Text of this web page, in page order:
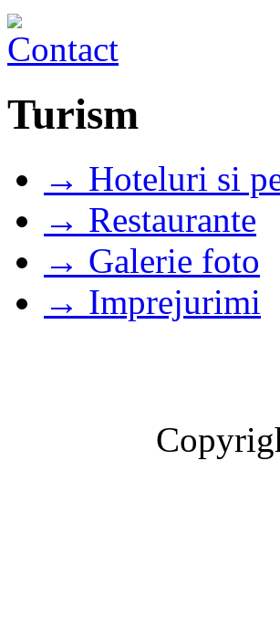
Turism
→ Hoteluri si
→ Restaurante
→ Galerie foto
→ Imprejurimi